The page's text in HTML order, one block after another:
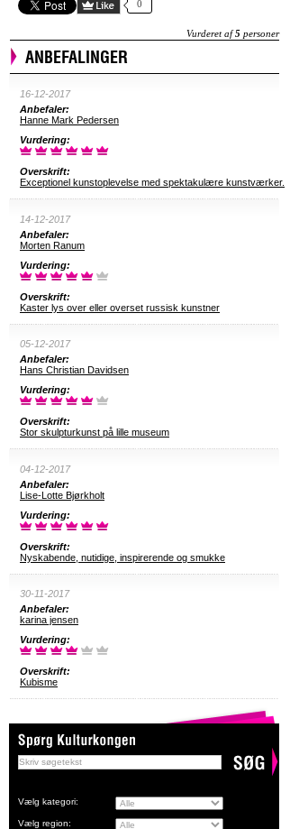
0
Vurderet af5 personer
ANBEFALINGER
16-12-2017
Anbefaler:
Hanne Mark Pedersen
Vurdering:
Overskrift:
Exceptionel kunstoplevelse med spektakulære kunstværker.
14-12-2017
Anbefaler:
Morten Ranum
Vurdering:
Overskrift:
Kaster lys over eller overset russisk kunstner
05-12-2017
Anbefaler:
Hans Christian Davidsen
Vurdering:
Overskrift:
Stor skulpturkunst på lille museum
04-12-2017
Anbefaler:
Lise-Lotte Bjørkholt
Vurdering:
Overskrift:
Nyskabende, nutidige, inspirerende og smukke
30-11-2017
Anbefaler:
karina jensen
Vurdering:
Overskrift:
Kubisme
Vælg kategori:
Vælg region: